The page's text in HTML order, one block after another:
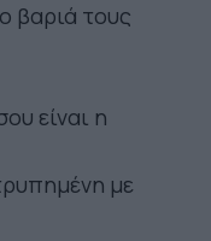
βαριά τους
είναι η
με